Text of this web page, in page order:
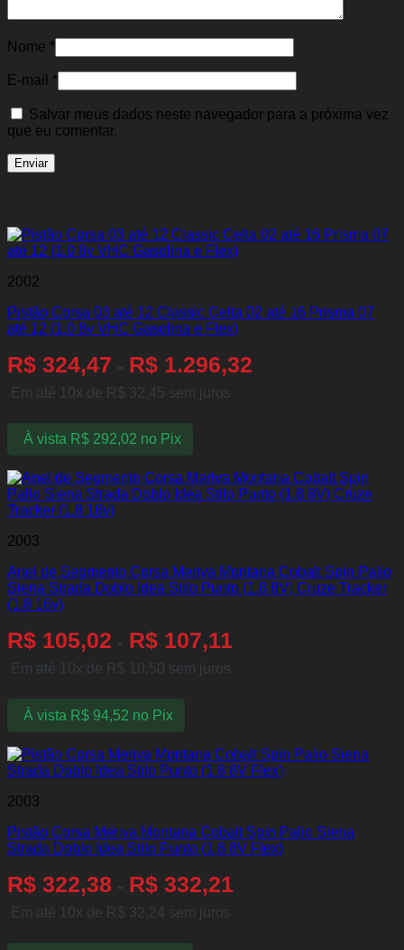
Nome *
E-mail *
Salvar meus dados neste navegador para a próxima vez
que eu comentar.
2002
Pistão Corsa 03 até 12 Classic Celta 02 até 16 Prisma 07
até 12 (1.0 8v VHC Gasolina e Flex)
R$ 324,47 - R$ 1.296,32
Em até 10x de R$ 32,45 sem juros
À vista R$292,02 no Pix
2003
Anel de Segmento Corsa Meriva Montana Cobalt Spin Palio
Siena Strada Doblo Idea Stilo Punto (1.8 8V) Cruze Tracker
(1.8 16v)
R$ 105,02 - R$ 107,11
Em até 10x de R$ 10,50 sem juros
À vista R$94,52 no Pix
2003
Pistão Corsa Meriva Montana Cobalt Spin Palio Siena
Strada Doblo Idea Stilo Punto (1.8 8V Flex)
R$ 322,38 - R$ 332,21
Em até 10x de R$ 32,24 sem juros